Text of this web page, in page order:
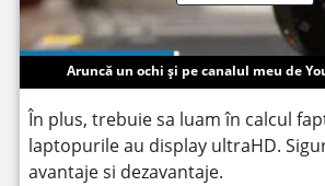
Aruncă un ochi și pe canalul meu de
În plus, trebuie sa luam în calcul
laptopurile au display ultraHD.
avantaje si dezavantaje.